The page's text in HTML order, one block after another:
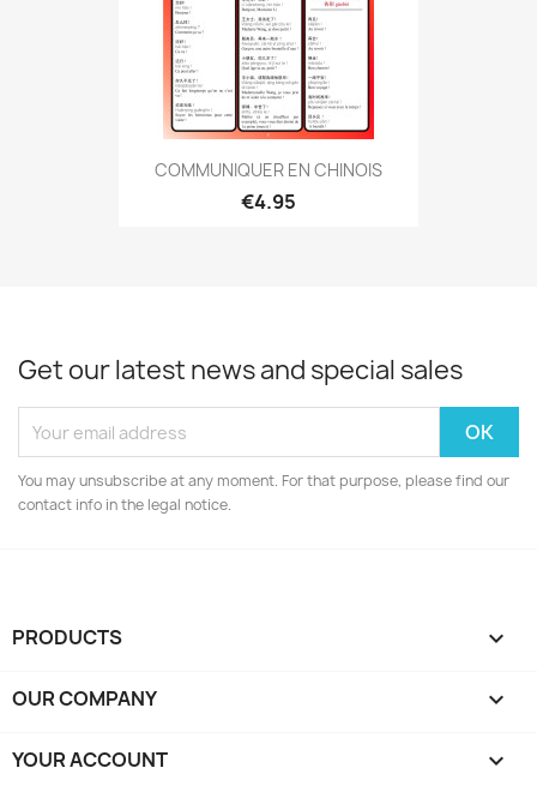
COMMUNIQUER EN CHINOIS
€4.95
Get our latest news and special sales
You may unsubscribe at any moment. For that purpose, please find our
contact info in the legal notice.
PRODUCTS 
OUR COMPANY 
YOUR ACCOUNT 